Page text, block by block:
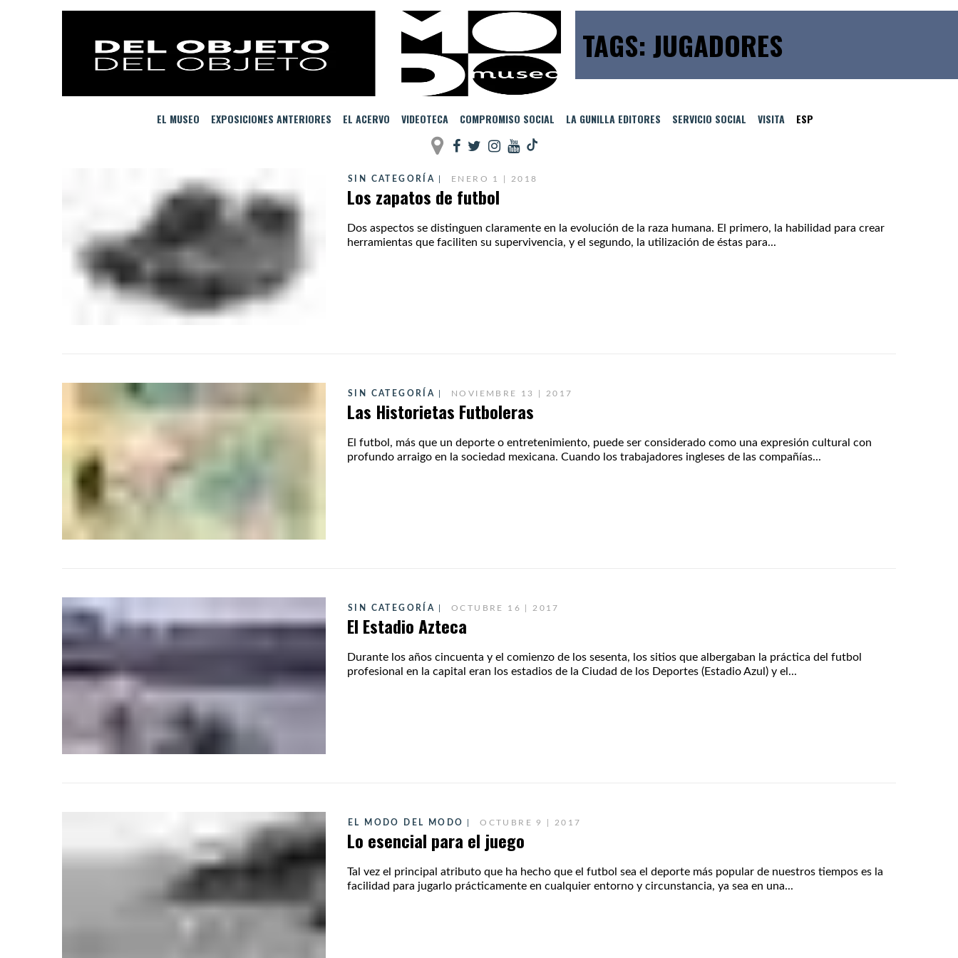
TAGS: JUGADORES
EL MUSEO EXPOSICIONES ANTERIORES EL ACERVO VIDEOTECA COMPROMISO SOCIAL LA GUNILLA EDITORES SERVICIO SOCIAL VISITA ESP
SIN CATEGORÍA ENERO 1 | 2018
Los zapatos de futbol
Dos aspectos se distinguen claramente en la evolución de la raza humana. El primero, la habilidad para crear
herramientas que faciliten su supervivencia, y el segundo, la utilización de éstas para...
SIN CATEGORÍA NOVIEMBRE 13 | 2017
Las Historietas Futboleras
El futbol, más que un deporte o entretenimiento, puede ser considerado como una expresión cultural con
profundo arraigo en la sociedad mexicana. Cuando los trabajadores ingleses de las compañías...
SIN CATEGORÍA OCTUBRE 16 | 2017
El Estadio Azteca
Durante los años cincuenta y el comienzo de los sesenta, los sitios que albergaban la práctica del futbol
profesional en la capital eran los estadios de la Ciudad de los Deportes (Estadio Azul) y el...
EL MODO DEL MODO OCTUBRE 9 | 2017
Lo esencial para el juego
Tal vez el principal atributo que ha hecho que el futbol sea el deporte más popular de nuestros tiempos es la
facilidad para jugarlo prácticamente en cualquier entorno y circunstancia, ya sea en una...